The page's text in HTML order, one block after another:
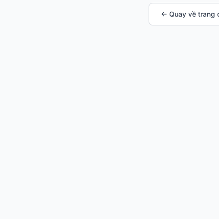
← Quay về trang